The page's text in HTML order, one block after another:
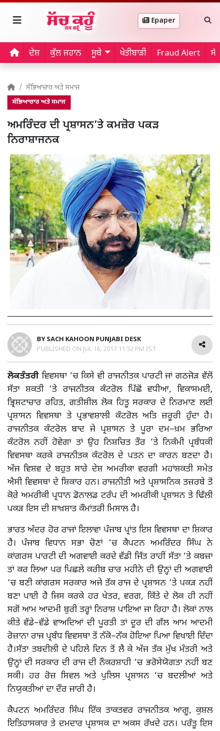
Epaper
ਦੇਸ਼ ਕੁੱਲ ਜਹਾਨ ਸੂਬੇ ਖੇਤੀਬਾੜੀ Fraud Alert
ਸੱਭਿਆਚਾਰ ਅਤੇ ਸਮਾਜ
ਸੱਭਿਆਚਾਰ ਅਤੇ ਸਮਾਜ
ਅਮਰਿੰਦਰ ਦੀ ਪ੍ਰਸ਼ਾਸਨ’ਤੇ ਕਮਜ਼ੋਰ ਪਕੜ
ਨਿਰਾਸ਼ਾਜਨਕ
BY SACH KAHOON PUNJABI DESK
PUBLISHED ON JUL 16, 2017 11:52 PM IST
ਲੋਕਤੰਤਰੀ ਵਿਵਸਥਾ ‘ਚ ਕਿਸੇ ਵੀ ਰਾਜਨੀਤਕ ਪਾਰਟੀ ਜਾਂ ਗਠਜੋੜ ਵੱਲੋਂ
ਸੱਤਾ ਸ਼ਕਤੀ ‘ਤੇ ਰਾਜਨੀਤਕ ਕੰਟਰੋਲ ਪਿੱਛੋਂ ਵਧੀਆ, ਵਿਕਾਸਮਈ,
ਭ੍ਰਿਸ਼ਟਾਚਾਰ ਰਹਿਤ, ਗਤੀਸ਼ੀਲ ਲੋਕ ਹਿਤੂ ਸਰਕਾਰ ਦੇ ਨਿਰਮਾਣ ਲਈ
ਪ੍ਰਸ਼ਾਸਨ ਵਿਵਸਥਾ ਤੇ ਪ੍ਰਭਾਵਸ਼ਾਲੀ ਕੰਟਰੋਲ ਅਤਿ ਜ਼ਰੂਰੀ ਹੁੰਦਾ ਹੈ।
ਰਾਜਨੀਤਕ ਕੰਟਰੋਲ ਬਾਦ ਜੇ ਪ੍ਰਸ਼ਾਸਨ ਤੇ ਪੂਰਾ ਦਮ–ਖ਼ਮ ਭਰਿਆ
ਕੰਟਰੋਲ ਨਹੀਂ ਹੋਵੇਗਾ ਤਾਂ ਉਹ ਨਿਸ਼ਚਿਤ ਤੌਰ ‘ਤੇ ਨਿਕੰਮੀ ਪ੍ਰਬੰਧਕੀ
ਵਿਵਸਥਾ ਕਰਕੇ ਰਾਜਨੀਤਕ ਕੰਟਰੋਲ ਦੇ ਪਤਨ ਦਾ ਕਾਰਨ ਬਣਦਾ ਹੈ।
ਅੱਜ ਵਿਸ਼ਵ ਦੇ ਬਹੁਤ ਸਾਰੇ ਦੇਸ਼ ਅਮਰੀਕਾ ਵਰਗੀ ਮਹਾਂਸ਼ਕਤੀ ਸਮੇਤ
ਐਸੀ ਵਿਵਸਥਾ ਦੇ ਸ਼ਿਕਾਰ ਹਨ। ਰਾਜਨੀਤੀ ਅਤੇ ਪ੍ਰਸ਼ਾਸਨਿਕ ਤਜ਼ਰਬੇ ਤੋਂ
ਕੋਰੇ ਅਮਰੀਕੀ ਪ੍ਰਧਾਨ ਡੋਨਾਲਡ ਟਰੰਪ ਦੀ ਅਮਰੀਕੀ ਪ੍ਰਸ਼ਾਸਨ ਤੇ ਢਿੱਲੀ
ਪਕੜ ਇਸ ਦੀ ਸ਼ਾਖ਼ਸ਼ਾਤ ਕੌਮਾਂਤਰੀ ਮਿਸਾਲ ਹੈ।
ਭਾਰਤ ਅੰਦਰ ਹੋਰ ਰਾਜਾਂ ਇਲਾਵਾ ਪੰਜਾਬ ਪ੍ਰਾਂਤ ਇਸ ਵਿਵਸਥਾ ਦਾ ਸ਼ਿਕਾਰ
ਹੈ। ਪੰਜਾਬ ਵਿਧਾਨ ਸਭਾ ਚੋਣਾਂ ‘ਚ ਕੈਪਟਨ ਅਮਰਿੰਦਰ ਸਿੰਘ ਨੇ
ਕਾਂਗਰਸ ਪਾਰਟੀ ਦੀ ਅਗਵਾਈ ਕਰਦੇ ਵੱਡੀ ਜਿੱਤ ਰਾਹੀਂ ਸੱਤਾ ‘ਤੇ ਕਬਜ਼ਾ
ਤਾਂ ਕਰ ਲਿਆ ਪਰ ਪਿਛਲੇ ਕਰੀਬ ਚਾਰ ਮਹੀਨੇ ਦੀ ਉਨ੍ਹਾਂ ਦੀ ਅਗਵਾਈ
‘ਚ ਬਣੀ ਕਾਂਗਰਸ ਸਰਕਾਰ ਅਜੇ ਤੱਕ ਰਾਜ ਦੇ ਪ੍ਰਸ਼ਾਸਨ ‘ਤੇ ਪਕੜ ਨਹੀਂ
ਬਣਾ ਪਾਈ ਹੈ ਜਿਸ ਕਰਕੇ ਹਰ ਖੇਤਰ, ਵਰਗ, ਕਿੱਤੇ ਦੇ ਲੋਕ ਹੀ ਨਹੀਂ
ਸਗੋਂ ਆਮ ਆਦਮੀ ਬੁਰੀ ਤਰ੍ਹਾਂ ਨਿਰਾਸ਼ ਪਾਇਆ ਜਾ ਰਿਹਾ ਹੈ। ਲੋਕਾਂ ਨਾਲ
ਕੀਤੇ ਵੱਡੇ–ਵੱਡੇ ਵਾਅਦਿਆਂ ਦੀ ਪੂਰਤੀ ਤਾਂ ਦੂਰ ਦੀ ਗੱਲ ਆਮ ਆਦਮੀ
ਰੋਜ਼ਾਨਾ ਰਾਜ ਪ੍ਰਬੰਧ ਵਿਵਸਥਾ ਤੋਂ ਨੱਕੋ–ਨੱਕ ਹੋਇਆ ਪਿਆ ਵਿਖਾਈ ਦਿੰਦਾ
ਹੈ।ਸੱਤਾ ਤਬਦੀਲੀ ਦੇ ਪਹਿਲੇ ਦਿਨ ਤੋਂ ਲੈ ਕੇ ਅੱਜ ਤੱਕ ਮੁੱਖ ਮੰਤਰੀ ਅਤੇ
ਉਨ੍ਹਾਂ ਦੀ ਸਰਕਾਰ ਦੀ ਰਾਜ ਦੀ ਨੌਕਰਸ਼ਾਹੀ ‘ਚ ਭਰੋਸੇਯੋਗਤਾ ਨਹੀਂ ਬਣ
ਸਕੀ। ਹਰ ਰੋਜ਼ ਸਿਵਲ ਅਤੇ ਪੁਲਿਸ ਪ੍ਰਸ਼ਾਸਨ ‘ਚ ਬਦਲੀਆਂ ਅਤੇ
ਨਿਯੁਕਤੀਆਂ ਦਾ ਦੌਰ ਜਾਰੀ ਹੈ।
ਕੈਪਟਨ ਅਮਰਿੰਦਰ ਸਿੰਘ ਇੱਕ ਤਾਕਤਵਰ ਰਾਜਨੀਤਕ ਆਗੂ, ਕੁਸ਼ਲ
ਇਤਿਹਾਸਕਾਰ ਤੇ ਦਮਦਾਰ ਪ੍ਰਸ਼ਾਸਕ ਦਾ ਅਕਸ ਰੱਖਦੇ ਹਨ। ਪਰੰਤੂ ਇਸ